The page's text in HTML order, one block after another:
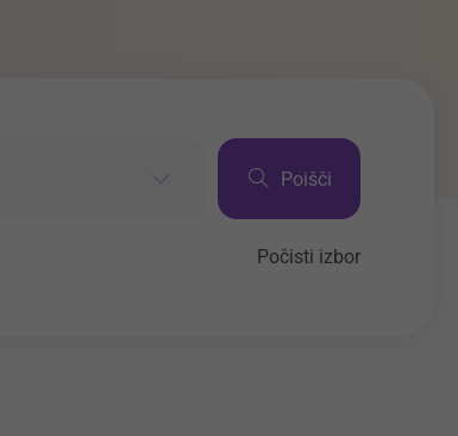
Poišči
Počisti izbor